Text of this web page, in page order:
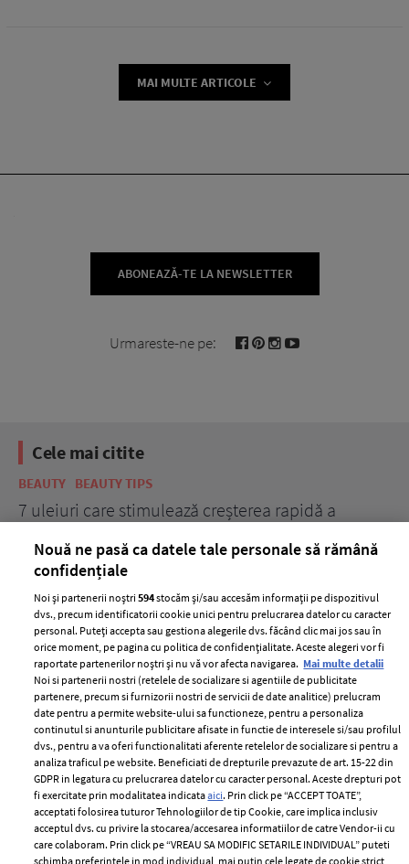
MAI MULTE ARTICOLE
ABONEAZĂ-TE LA NEWSLETTER
Urmareste-ne pe:
Cele mai citite
BEAUTY BEAUTY TIPS
7 uleiuri care stimulează creșterea rapidă a
ELLE Style Awards
2024
Despre ELLE
Romania
Contact
Abonamente
Termeni si conditii
Politica de
confidențialitate
Politica de cookies
Publicitate
Nouă ne pasă ca datele tale personale să rămână
confidențiale
Noi și partenerii noștri594stocăm și/sau accesăm informații pe dispozitivul
dvs., precum identificatorii cookie unici pentru prelucrarea datelor cu caracter
personal. Puteți accepta sau gestiona alegerile dvs. făcând clic mai jos sau în
orice moment, pe pagina cu politica de confidențialitate. Aceste alegeri vor fi
raportate partenerilor noștri și nu vă vor afecta navigarea. Mai multe detalii
Noi si partenerii nostri (retelele de socializare si agentiile de publicitate
partenere, precum si furnizorii nostri de servicii de date analitice) prelucram
date pentru a permite website-ului sa functioneze, pentru a personaliza
continutul si anunturile publicitare afisate in functie de interesele si/sau profilul
dvs., pentru a va oferi functionalitati aferente retelelor de socializare si pentru a
analiza traficul pe website. Beneficiati de drepturile prevazute de art. 15-22 din
GDPR in legatura cu prelucrarea datelor cu caracter personal. Aceste drepturi pot
fi exercitate prin modalitatea indicataaici. Prin click pe “ACCEPT TOATE”,
acceptati folosirea tuturor Tehnologiilor de tip Cookie, care implica inclusiv
acceptul dvs. cu privire la stocarea/accesarea informatiilor de catre Vendor-ii cu
care colaboram. Prin click pe “VREAU SA MODIFIC SETARILE INDIVIDUAL” puteti
schimba preferintele in mod individual, mai putin cele legate de cookie strict